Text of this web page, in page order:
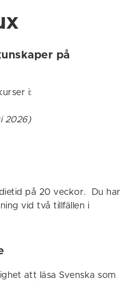
på
i:
2026)
på 20 veckor. Du har
vid två tillfällen i
att läsa Svenska som